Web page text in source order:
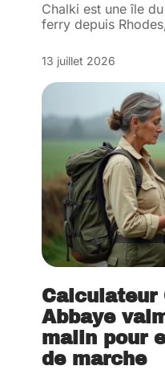
Chalki est une île
ferry depuis
13 juillet 2026
Calculateur
Abbaye
malin pour
de marche